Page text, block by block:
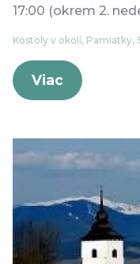
17:00 (okrem 2.
Kostoly v okolí, Pamiatky,
Viac